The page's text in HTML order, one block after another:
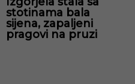
stotinama bala
sijena, zapaljeni
pragovi na pruzi